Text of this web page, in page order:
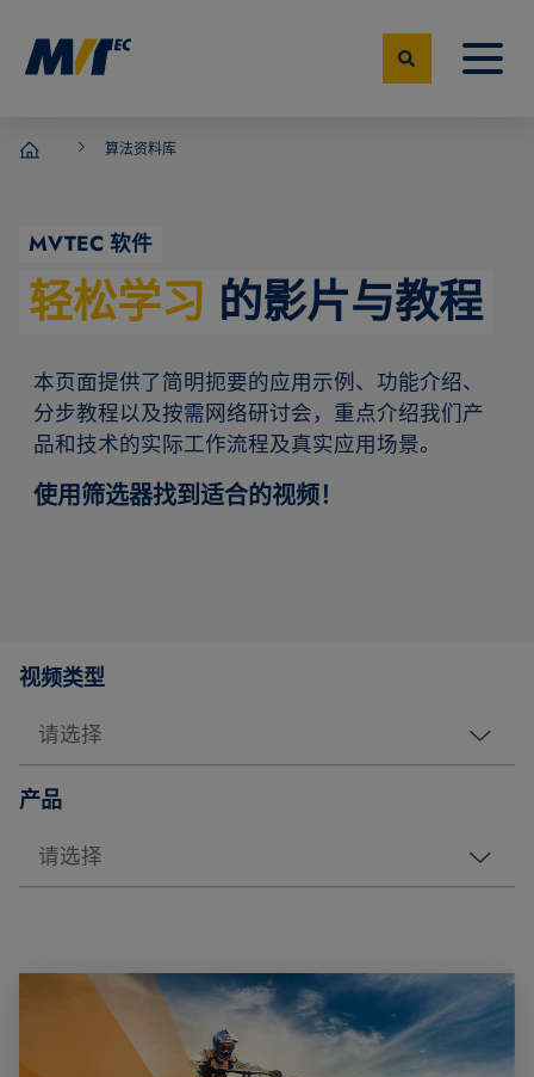
算法资料库
MVTEC 软件
轻松学习 的影片与教程
本页面提供了简明扼要的应用示例、功能介绍、
分步教程以及按需网络研讨会，重点介绍我们产
品和技术的实际工作流程及真实应用场景。
使用筛选器找到适合的视频！
视频类型
产品